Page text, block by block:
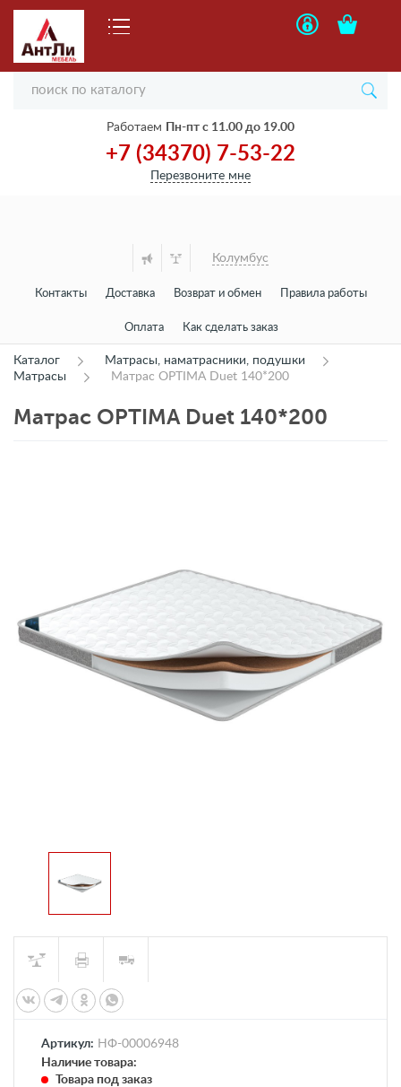
Работаем Пн-пт с 11.00 до 19.00
+7 (34370) 7-53-22
Перезвоните мне
Колумбус
Контакты Доставка Возврат и обмен Правила работы
Оплата Как сделать заказ
Каталог
Матрасы, наматрасники, подушки
Матрасы
Матрас OPTIMA Duet 140*200
Матрас OPTIMA Duet 140*200
Артикул: НФ-00006948
Наличие товара:
Товара под заказ